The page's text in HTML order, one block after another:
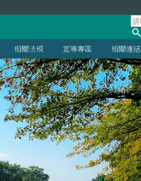
相關法規 宣導專區 相關連結